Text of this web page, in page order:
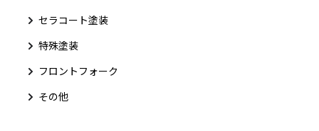
セラコート塗装
特殊塗装
フロントフォーク
その他